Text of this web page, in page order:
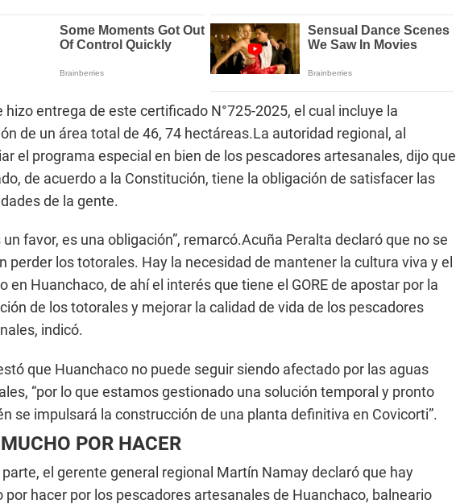
hizo entrega de este certificado N°725-2025, el cual incluye la
de un área total de 46, 74 hectáreas.La autoridad regional, al
el programa especial en bien de los pescadores artesanales, dijo que
de acuerdo a la Constitución, tiene la obligación de satisfacer las
de la gente.
un favor, es una obligación”, remarcó.Acuña Peralta declaró que no se
perder los totorales. Hay la necesidad de mantener la cultura viva y el
en Huanchaco, de ahí el interés que tiene el GORE de apostar por la
de los totorales y mejorar la calidad de vida de los pescadores
indicó.
que Huanchaco no puede seguir siendo afectado por las aguas
“por lo que estamos gestionado una solución temporal y pronto
se impulsará la construcción de una planta definitiva en Covicorti”.
POR HACER
parte, el gerente general regional Martín Namay declaró que hay
por hacer por los pescadores artesanales de Huanchaco, balneario